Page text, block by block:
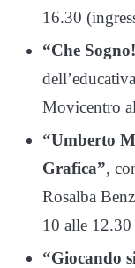
16.30
“Che
Movicentro
“Umberto
Grafica”,
Rosalba
10 alle
“Giocando